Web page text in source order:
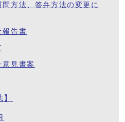
方法、答弁方法の変更に
報告書
見書案